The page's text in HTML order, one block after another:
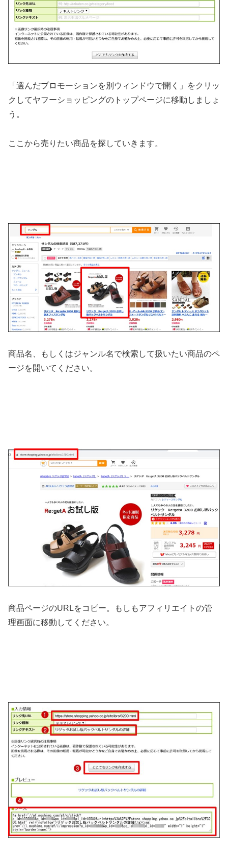
「選んだプロモーションを別ウィンドウで開く」をクリッ
クしてヤフーショッピングのトップページに移動しましょ
う。
ここから売りたい商品を探していきます。
商品名、もしくはジャンル名で検索して扱いたい商品のペ
ージを開いてください。
商品ページのURLをコピー。もしもアフィリエイトの管
理画面に移動してください。